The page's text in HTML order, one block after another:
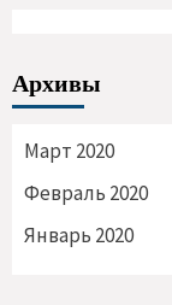
Архивы
Март 2020
Февраль 2020
Январь 2020